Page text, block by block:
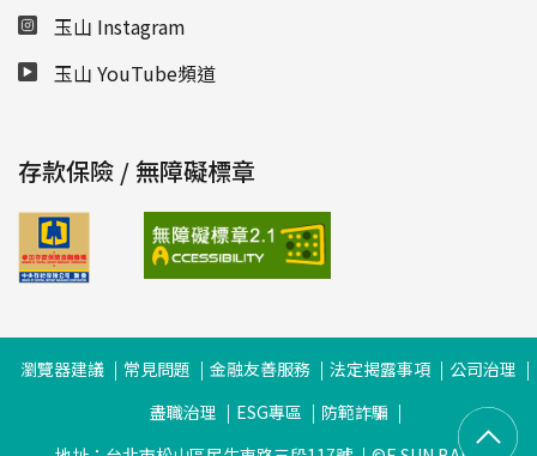
玉山 Instagram
玉山 YouTube頻道
存款保險 / 無障礙標章
瀏覽器建議 常見問題 金融友善服務 法定揭露事項
公司治理
盡職治理
ESG專區
防範詐騙